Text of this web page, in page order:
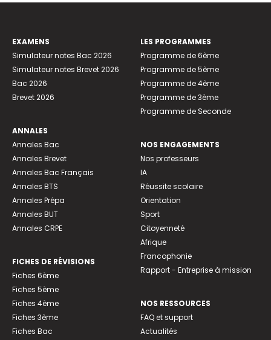
EXAMENS
Simulateur notes Bac 2026
Simulateur notes Brevet 2026
Bac 2026
Brevet 2026
ANNALES
Annales Bac
Annales Brevet
Annales Bac Français
Annales BTS
Annales Prépa
Annales BUT
Annales CRPE
FICHES DE RÉVISIONS
Fiches 6ème
Fiches 5ème
Fiches 4ème
Fiches 3ème
Fiches Bac
LES PROGRAMMES
Programme de 6ème
Programme de 5ème
Programme de 4ème
Programme de 3ème
Programme de Seconde
NOS ENGAGEMENTS
Nos professeurs
IA
Réussite scolaire
Orientation
Sport
Citoyenneté
Afrique
Francophonie
Rapport - Entreprise à mission
NOS RESSOURCES
FAQ et support
Actualités